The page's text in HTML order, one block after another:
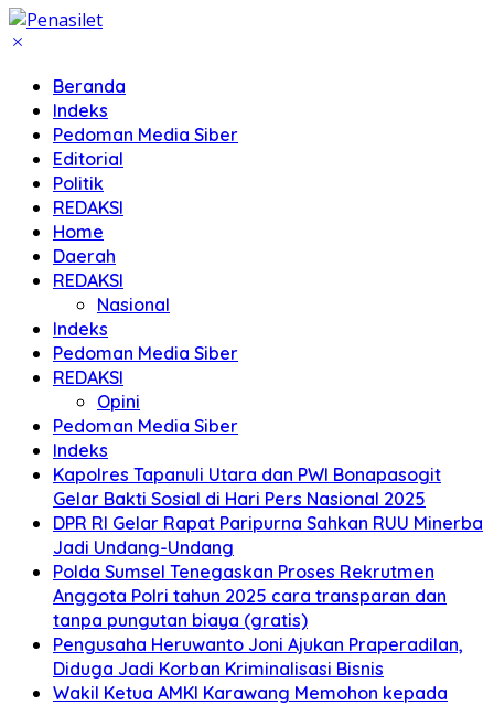
Beranda
Indeks
Pedoman Media Siber
Editorial
Politik
REDAKSI
Home
Daerah
REDAKSI
Nasional
Indeks
Pedoman Media Siber
REDAKSI
Opini
Pedoman Media Siber
Indeks
Kapolres Tapanuli Utara dan PWI Bonapasogit
Gelar Bakti Sosial di Hari Pers Nasional 2025
DPR RI Gelar Rapat Paripurna Sahkan RUU Minerba
Jadi Undang-Undang
Polda Sumsel Tenegaskan Proses Rekrutmen
Anggota Polri tahun 2025 cara transparan dan
tanpa pungutan biaya (gratis)
Pengusaha Heruwanto Joni Ajukan Praperadilan,
Diduga Jadi Korban Kriminalisasi Bisnis
Wakil Ketua AMKI Karawang Memohon kepada